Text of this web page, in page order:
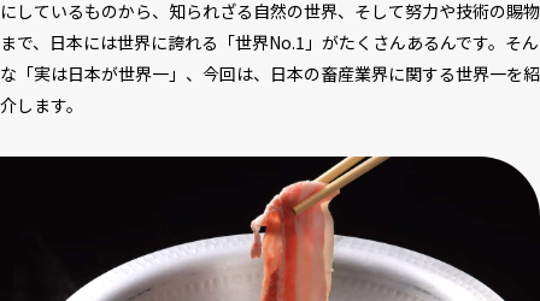
にしているものから、知られざる自然の世界、そして努力や技術の賜物
まで、日本には世界に誇れる「世界No.1」がたくさんあるんです。そん
な「実は日本が世界一」、今回は、日本の畜産業界に関する世界一を紹
介します。